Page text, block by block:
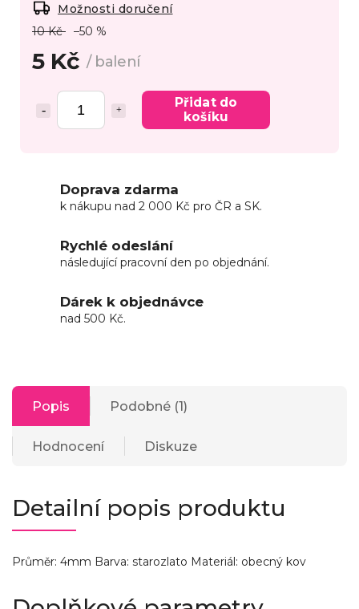
10 Kč –50 %
5 Kč/ balení
Přidat do
košíku
Možnosti doručení
Doprava zdarma
k nákupu nad 2 000 Kč pro ČR a SK.
Rychlé odeslání
následující pracovní den po objednání.
Dárek k objednávce
nad 500 Kč.
Popis Podobné (1)
Hodnocení Diskuze
Detailní popis produktu
Průměr: 4mm Barva: starozlato Materiál: obecný kov